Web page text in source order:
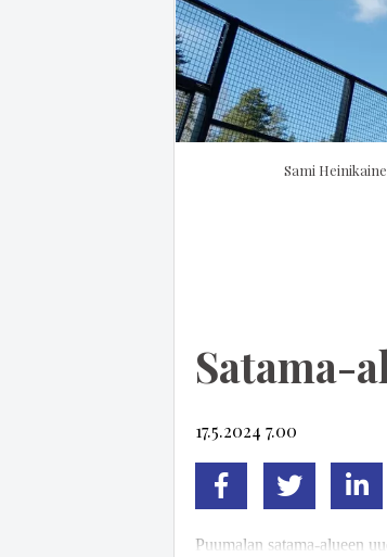
Sami
Satama-
17.5.2024 7.00
FacebookTwitter
Puu­ma­lan sa­ta­ma-alu­een